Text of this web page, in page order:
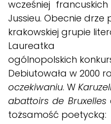
wcześniej
Jussieu. Obecnie drze
krakowskiej grupie
Laureatka
ogólnopolskich
Debiutowała w 2000
oczekiwaniu. W
abattoirs de Bruxelles
tożsamość poetycką: